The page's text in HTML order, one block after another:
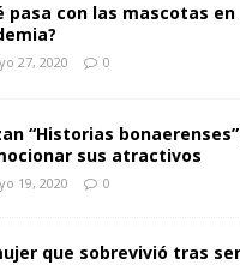
pasa con las mascotas en
27, 2020 0
“Historias
sus atractivos
19, 2020 0
que sobrevivió tras ser